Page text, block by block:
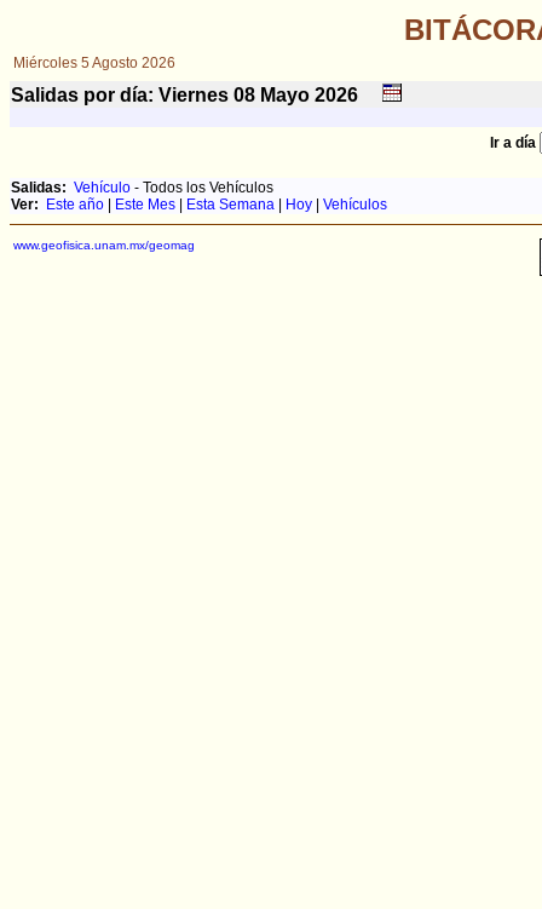
Miércoles 5 Agosto 2026
Salidas por día: Viernes 08 Mayo 2026
Ir a día
Salidas: Vehículo - Todos los Vehículos
Ver:
Este año Este Mes Esta Semana Hoy Vehículos
www.geofisica.unam.mx/geomag